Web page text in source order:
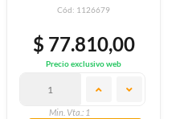
Cód: 1126679
$ 77.810,00
Precio exclusivo web
Min. Vta.: 1